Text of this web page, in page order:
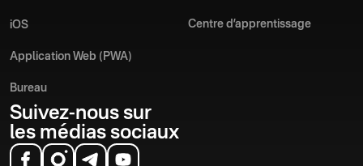
iOS
Application Web (PWA)
Bureau
Centre d’apprentissage
Suivez-nous sur
les médias sociaux